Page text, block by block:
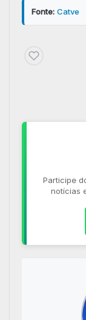
Fonte: Catve
Participe
notícias